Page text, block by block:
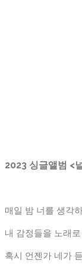
2023 싱글앨범 <
매일 밤 너를 생각
내 감정들을 노래로
혹시 언젠가 네가